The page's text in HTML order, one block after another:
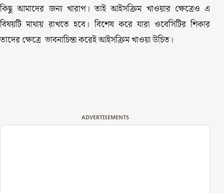
কিছু আমাদের জন্য খারাপ। তাই আইসক্রিম খাওয়ার ক্ষেত্রেও এ
বিষয়টি মাথায় রাখতে হবে। বিশেষ করে যারা ওবেসিটির শিকার
তাদের ক্ষেত্রে ভাবনাচিন্তা করেই আইসক্রিম খাওয়া উচিত।
ADVERTISEMENTS